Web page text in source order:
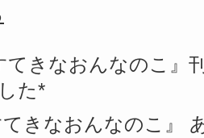
てきなおんなのこ』
た*
てきなおんなのこ』